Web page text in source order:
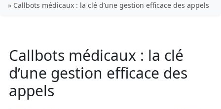
» Callbots médicaux : la clé d’une gestion efficace des appels
Callbots médicaux : la clé
d’une gestion efficace des
appels